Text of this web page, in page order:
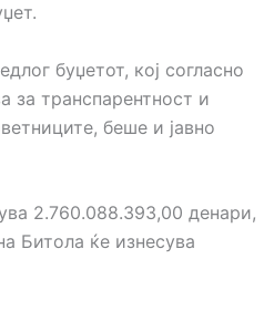
буџетот, кој согласно
за транспарентност и
беше и јавно
2.760.088.393,00 денари,
Битола ќе изнесува